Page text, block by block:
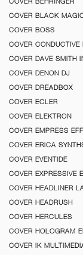
COVER BLACK
COVER BOSS
COVER CONDUCTIVE
COVER DAVE SMITH
COVER DENON DJ
COVER DREADBOX
COVER ECLER
COVER ELEKTRON
COVER EMPRESS
COVER ERICA
COVER EVENTIDE
COVER EXPRESSIVE E
COVER HEADLINER
COVER HEADRUSH
COVER HERCULES
COVER HOLOGRAM
COVER IK